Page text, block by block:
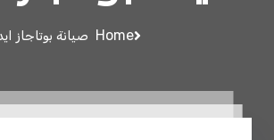
Home صيانة بوتاجاز